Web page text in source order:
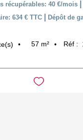
récupérables: 40 €/mois
634 € TTC
Dépôt de
57 m² Réf :